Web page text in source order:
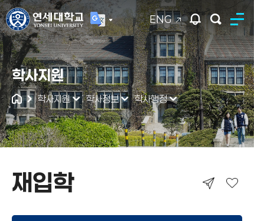
ENG
연세대학교
통합검색
학사지원
학사지원 학사정보 학사행정
재입학